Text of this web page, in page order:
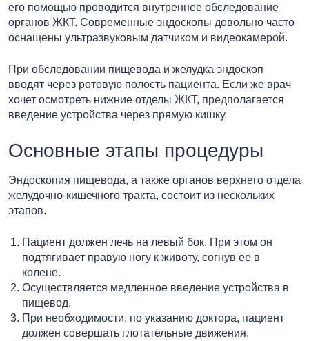
его помощью проводится внутреннее обследование
органов ЖКТ. Современные эндоскопы довольно часто
оснащены ультразвуковым датчиком и видеокамерой.
При обследовании пищевода и желудка эндоскоп
вводят через ротовую полость пациента. Если же врач
хочет осмотреть нижние отделы ЖКТ, предполагается
введение устройства через прямую кишку.
Основные этапы процедуры
Эндоскопия пищевода, а также органов верхнего отдела
желудочно-кишечного тракта, состоит из нескольких
этапов.
Пациент должен лечь на левый бок. При этом он
подтягивает правую ногу к животу, согнув ее в
колене.
Осуществляется медленное введение устройства в
пищевод.
При необходимости, по указанию доктора, пациент
должен совершать глотательные движения.